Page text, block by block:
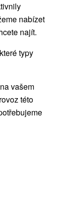
nabízet
najít.
typy
vašem
této